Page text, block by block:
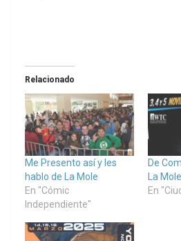
Relacionado
Me Presento así y les
hablo de La Mole
En "Cómic
Independiente"
De
La Mole
En